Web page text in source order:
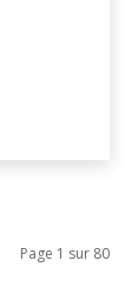
Page 1 sur 80